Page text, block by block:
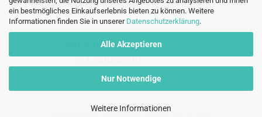
ein bestmögliches Einkaufserlebnis bieten zu können. Weitere
Informationen finden Sie in unserer Datenschutzerklärung.
Alle Akzeptieren
Nur Notwendige
Weitere Informationen
Aktueller Flyer mit
2 € Gutschein